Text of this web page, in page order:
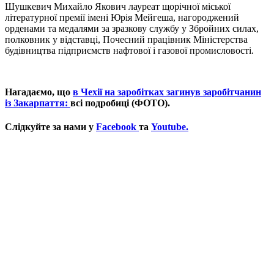
Шушкевич Михайло Якович лауреат щорічної міської
літературної премії імені Юрія Мейгеша, нагороджений
орденами та медалями за зразкову службу у Збройних силах,
полковник у відставці, Почесний працівник Міністерства
будівництва підприємств нафтової і газової промисловості.
Нагадаємо, що в Чехії на заробітках загинув заробітчанин
із Закарпаття: всі подробиці (ФОТО).
Слідкуйте за нами у Facebook та Youtube.